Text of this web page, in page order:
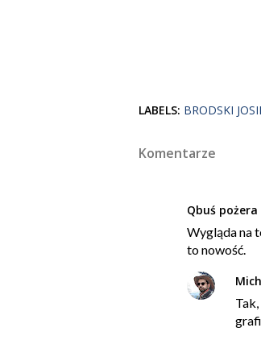
LABELS: BRODSKI
Komentarze
Qbuś pożera
Wygląda na
to nowość.